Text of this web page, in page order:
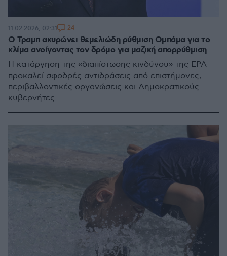
Ο Τραμπ ακυρώνει θεμελιώδη ρύθμιση Ομπάμα για το
κλίμα ανοίγοντας τον δρόμο για μαζική απορρύθμιση
Η κατάργηση της «διαπίστωσης κινδύνου» της EPA
προκαλεί σφοδρές αντιδράσεις από επιστήμονες,
περιβαλλοντικές οργανώσεις και Δημοκρατικούς
κυβερνήτες
11.02.2026, 02:31 24